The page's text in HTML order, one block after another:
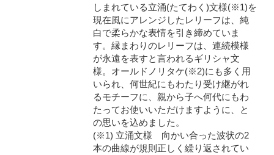
しまれている立涌(たてわく)文様(※1)を
現在風にアレンジしたレリーフは、純
白で柔らかな表情を引き締めていま
す。縁まわりのレリーフは、連続模様
が永遠を表すと言われるギリシャ文
様。オールドノリタケ(※2)にも多く用
いられ、何世紀にもわたり受け継がれ
るモチーフに、親から子へ何代にもわ
たってお使いいただけますように、と
の思いを込めました。
(※1) 立涌文様 向かい合った波状の2
本の曲線が規則正しく繰り返されてい